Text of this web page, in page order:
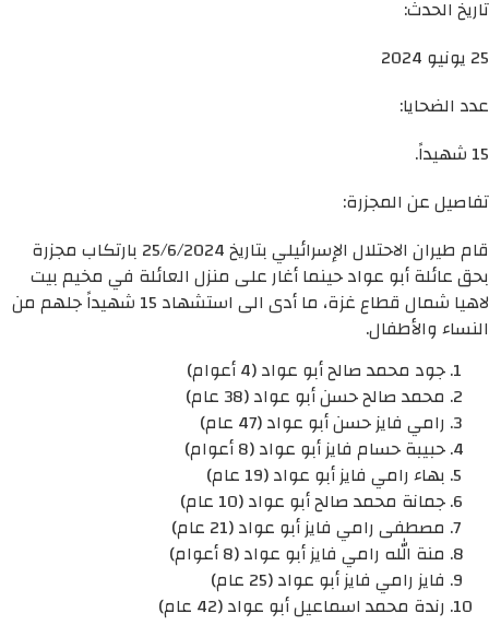
تاريخ الحدث:
25 يونيو 2024
عدد الضحايا:
15 شهيداً.
تفاصيل عن المجزرة:
قام طيران الاحتلال الإسرائيلي بتاريخ 25/6/2024 بارتكاب مجزرة
بحق عائلة أبو عواد حينما أغار على منزل العائلة في مخيم بيت
لاهيا شمال قطاع غزة، ما أدى الى استشهاد 15 شهيداً جلهم من
النساء والأطفال.
جود محمد صالح أبو عواد (4 أعوام)
محمد صالح حسن أبو عواد (38 عام)
رامي فايز حسن أبو عواد (47 عام)
حبيبة حسام فايز أبو عواد (8 أعوام)
بهاء رامي فايز أبو عواد (19 عام)
جمانة محمد صالح أبو عواد (10 عام)
مصطفى رامي فايز أبو عواد (21 عام)
منة الله رامي فايز أبو عواد (8 أعوام)
فايز رامي فايز أبو عواد (25 عام)
رندة محمد اسماعيل أبو عواد (42 عام)